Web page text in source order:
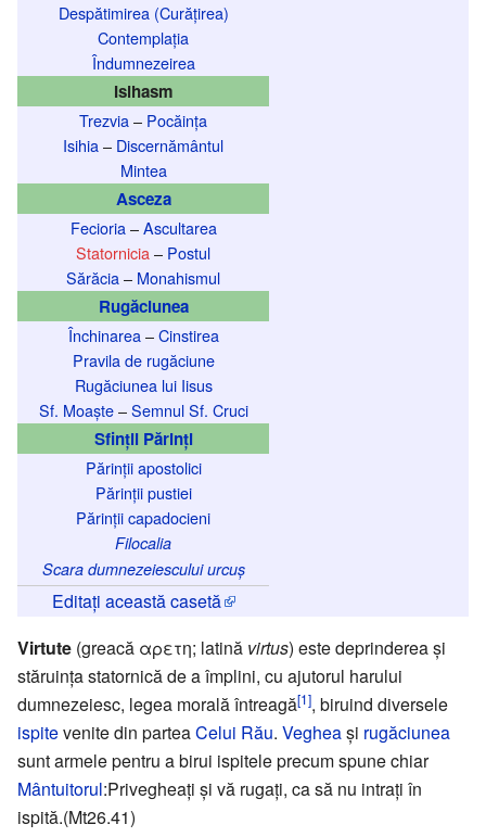
Despătimirea (Curățirea)
Contemplația
Îndumnezeirea
Isihasm
Trezvia– Pocăința
Isihia– Discernământul
Mintea
Asceza
Fecioria–Ascultarea
Statornicia – Postul
Sărăcia– Monahismul
Rugăciunea
Închinarea–Cinstirea
Pravila de rugăciune
Rugăciunea lui Iisus
Sf. Moaște–Semnul Sf. Cruci
Sfinții Părinți
Părinții apostolici
Părinții pustiei
Părinții capadocieni
Filocalia
Scara dumnezeiescului urcuș
Editați această casetă
Virtute (greacă αρετη; latină virtus) este deprinderea și
stăruința statornică de a împlini, cu ajutorul harului
dumnezeiesc, legea morală întreagă[1], biruind diversele
ispitevenite din parteaCelui Rău. Vegheași rugăciunea
sunt armele pentru a birui ispitele precum spune chiar
Mântuitorul:Privegheați și vă rugați, ca să nu intrați în
ispită.(Mt26.41)